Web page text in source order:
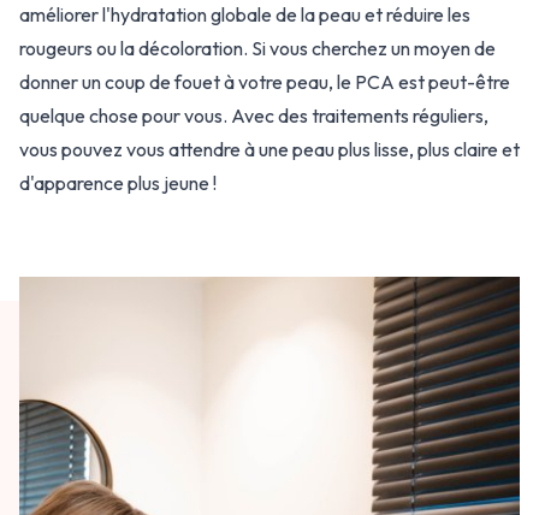
améliorer l'hydratation globale de la peau et réduire les
rougeurs ou la décoloration. Si vous cherchez un moyen de
donner un coup de fouet à votre peau, le PCA est peut-être
quelque chose pour vous. Avec des traitements réguliers,
vous pouvez vous attendre à une peau plus lisse, plus claire et
d'apparence plus jeune !